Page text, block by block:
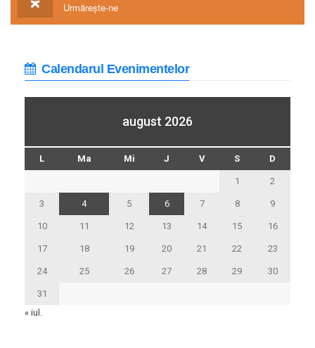
Urmărește-ne
Calendarul Evenimentelor
august 2026
L Ma Mi J V S D
1 2
3 4 5 6 7 8 9
10 11 12 13 14 15 16
17 18 19 20 21 22 23
24 25 26 27 28 29 30
31
« iul.